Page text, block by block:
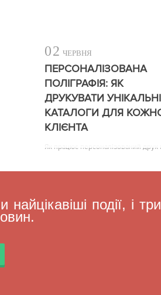
02 ЧЕРВНЯ
ПЕРСОНАЛІЗОВАНА
ПОЛІГРАФІЯ: ЯК
ДРУКУВАТИ УНІКАЛЬНІ
КАТАЛОГИ ДЛЯ
КЛІЄНТА
Як працює персоналізований друк
події, і